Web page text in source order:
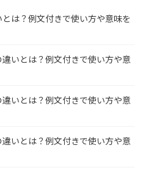
とは？例文付きで使い方や意味を
違いとは？例文付きで使い方や意
違いとは？例文付きで使い方や意
違いとは？例文付きで使い方や意